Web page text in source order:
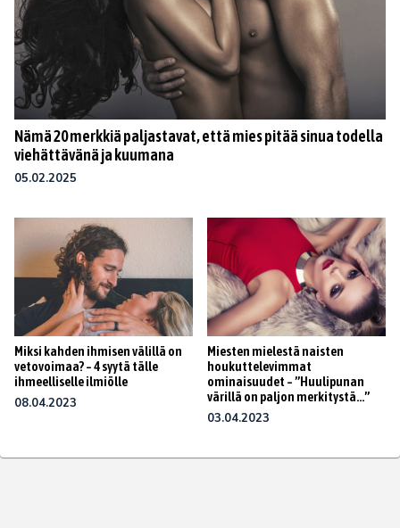
Nämä 20 merkkiä paljastavat, että mies pitää sinua todella
viehättävänä ja kuumana
05.02.2025
Miksi kahden ihmisen välillä on
vetovoimaa? – 4 syytä tälle
ihmeelliselle ilmiölle
08.04.2023
Miesten mielestä naisten
houkuttelevimmat
ominaisuudet – ”Huulipunan
värillä on paljon merkitystä…”
03.04.2023